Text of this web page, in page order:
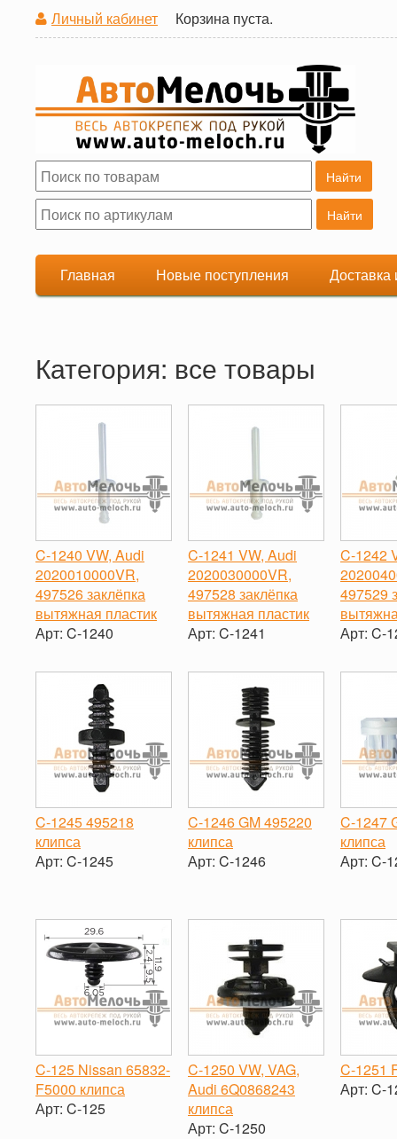
Личный кабинет Корзина пуста.
Форма поиска
Поиск
Главная Новые поступления Доставка
Категория: все товары
C-1240 VW, Audi
2020010000VR,
497526 заклёпка
вытяжная пластик
Арт: C-1240
-
+
C-1241 VW, Audi
2020030000VR,
497528 заклёпка
вытяжная пластик
Арт: C-1241
-
+
C-1242
497529
Арт: C-
-
C-1245 495218
клипса
Арт: C-1245
C-1246 GM 495220
клипса
Арт: C-1246
C-1247
клипса
Арт: C-
C-125 Nissan 65832-
F5000 клипса
Арт: C-125
C-1250 VW, VAG,
Audi 6Q0868243
клипса
Арт: C-1250
C-1251
Арт: C-